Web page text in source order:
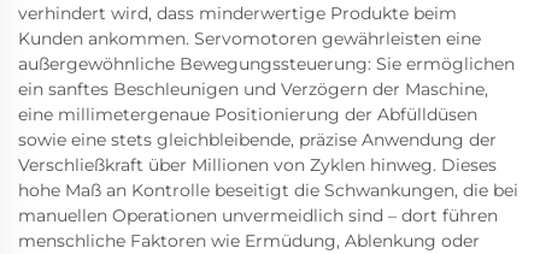
verhindert wird, dass minderwertige Produkte beim
Kunden ankommen. Servomotoren gewährleisten eine
außergewöhnliche Bewegungssteuerung: Sie ermöglichen
ein sanftes Beschleunigen und Verzögern der Maschine,
eine millimetergenaue Positionierung der Abfülldüsen
sowie eine stets gleichbleibende, präzise Anwendung der
Verschließkraft über Millionen von Zyklen hinweg. Dieses
hohe Maß an Kontrolle beseitigt die Schwankungen, die bei
manuellen Operationen unvermeidlich sind – dort führen
menschliche Faktoren wie Ermüdung, Ablenkung oder